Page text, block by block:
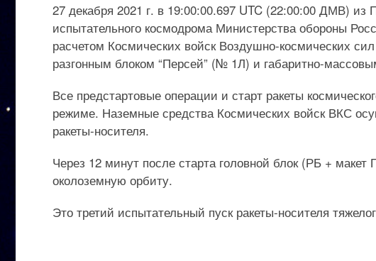
27 декабря 2021 г. в 19:00:00.697 UTC (22:00:00 ДМВ)
испытательного космодрома Министерства обороны
расчетом Космических войск Воздушно-космических
разгонным блоком “Персей” (№ 1Л) и габаритно-
Все предстартовые операции и старт ракеты
режиме. Наземные средства Космических войск ВКС
ракеты-носителя.
Через 12 минут после старта головной блок (РБ +
околоземную орбиту.
Это третий испытательный пуск ракеты-носителя